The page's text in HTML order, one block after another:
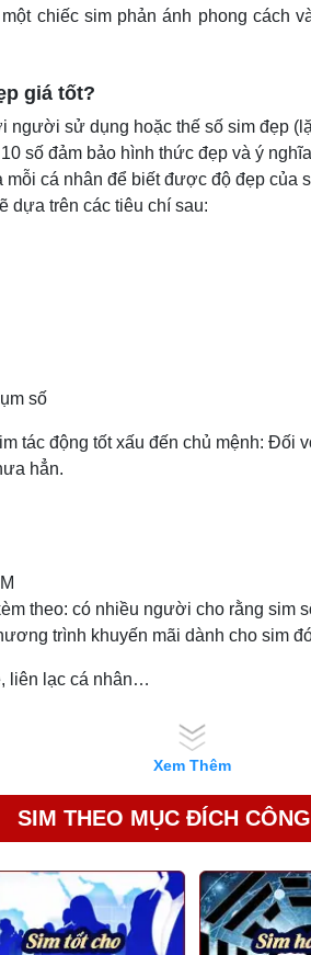
chiếc sim phản ánh phong cách
giá tốt?
người sử dụng hoặc thế số sim đẹp
số đảm bảo hình thức đẹp và ý
mỗi cá nhân để biết được độ đẹp của
dựa trên các tiêu chí sau:
số
tác động tốt xấu đến chủ mệnh: Đối
hẳn.
theo: có nhiều người cho rằng sim
trình khuyến mãi dành cho sim
liên lạc cá nhân…
Xem Thêm
SIM THEO MỤC ĐÍCH